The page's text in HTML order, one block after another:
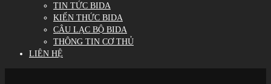
TIN TỨC BIDA
KIẾN THỨC BIDA
CÂU LẠC BỘ BIDA
THÔNG TIN CƠ THỦ
LIÊN HỆ